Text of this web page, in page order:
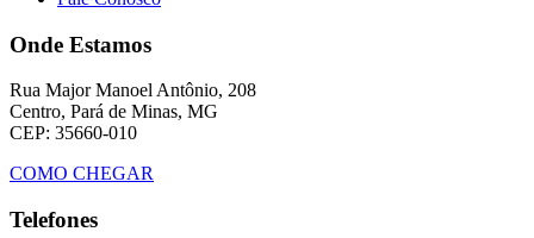
Onde Estamos
Rua Major Manoel Antônio, 208
Centro, Pará de Minas, MG
CEP: 35660-010
COMO CHEGAR
Telefones